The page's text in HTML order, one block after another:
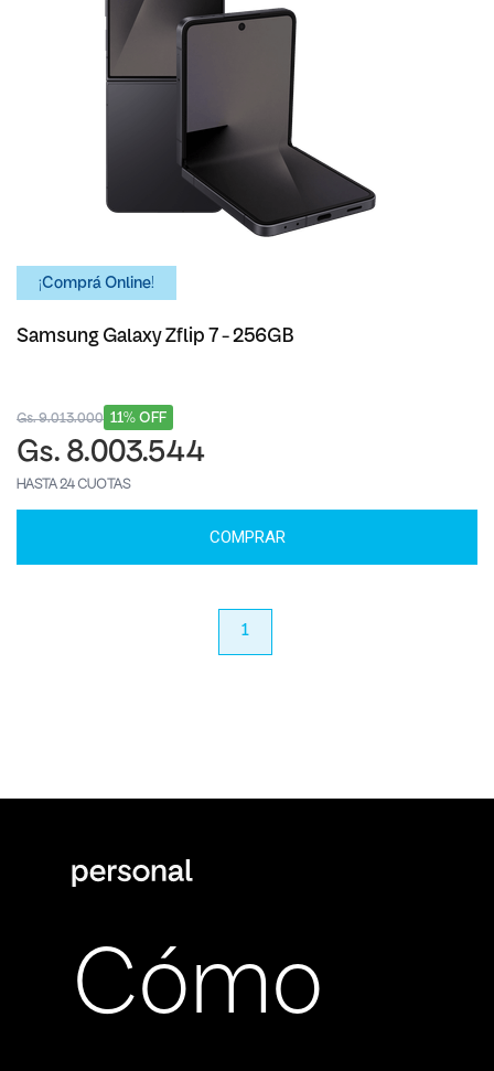
¡Comprá Online!
Samsung Galaxy Zflip 7 - 256GB
11% OFF
Gs. 9.013.000
Gs. 8.003.544
HASTA 24 CUOTAS
COMPRAR
1
Cómo